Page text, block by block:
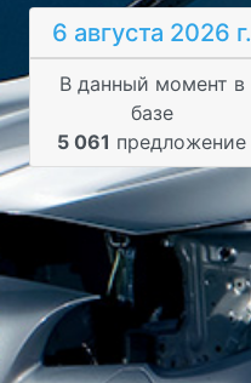
6 августа 2026 г.
В данный момент в
базе
5 061 предложение